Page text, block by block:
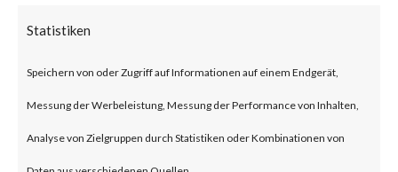
Statistiken
Speichern von oder Zugriff auf Informationen auf einem Endgerät,
Messung der Werbeleistung, Messung der Performance von Inhalten,
Analyse von Zielgruppen durch Statistiken oder Kombinationen von